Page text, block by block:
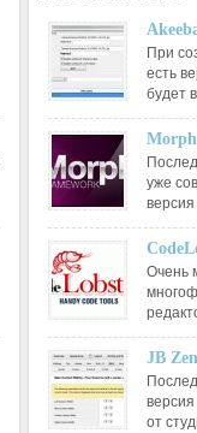
При
есть
будет
уже
Очень
JB
от